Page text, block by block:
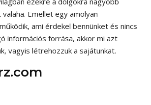
Emellet egy amolyan
ami érdekel bennünket és nincs
információs forrása, akkor mi azt
vagyis létrehozzuk a sajátunkat.